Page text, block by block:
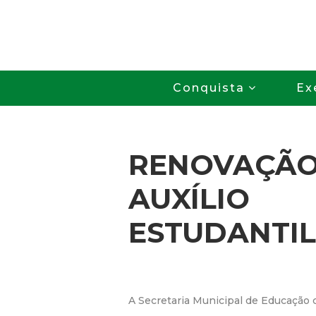
Conquista
AUXÍLIO
ESTUDANTIL
A Secretaria Municipal de Educação